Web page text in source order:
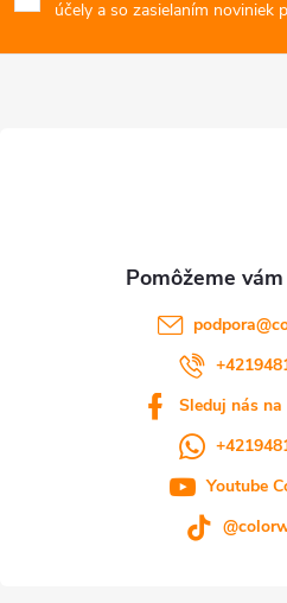
i
e
p
účely a so zasielaním
podpora@
Sleduj nás
Youtube